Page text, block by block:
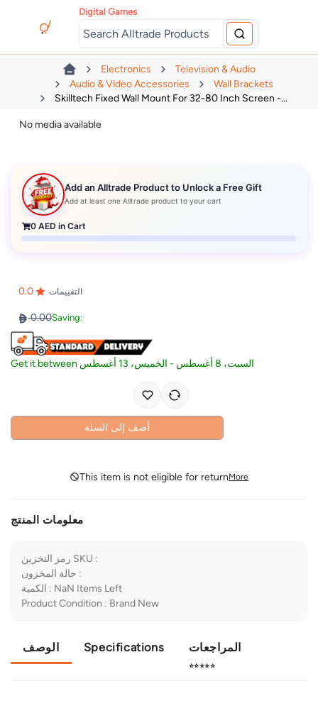
Digital Games
Electronics
Television & Audio
Audio & Video Accessories
Wall Brackets
Skilltech Fixed Wall Mount For 32-80 Inch Screen -...
No media available
Add an Alltrade Product to Unlock a Free Gift
Add at least one Alltrade product to your cart
0 AED in Cart
0.0 التقييمات
0.00Saving:
Get it between السبت، 8 أغسطس - الخميس، 13 أغسطس
أضف إلى السلة
This item is not eligible for returnMore
معلومات المنتج
رمز التخزين SKU :
حالة المخزون :
الكمية : NaN Items Left
Product Condition : Brand New
الوصف Specifications المراجعات
⭐⭐⭐⭐⭐